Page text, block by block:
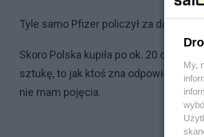
Tyle samo Pfizer policzył za dawkę
Skoro Polska kupiła po ok. 20
sztukę, to jak ktoś zna odpowiedź,
nie mam pojęcia.
My,